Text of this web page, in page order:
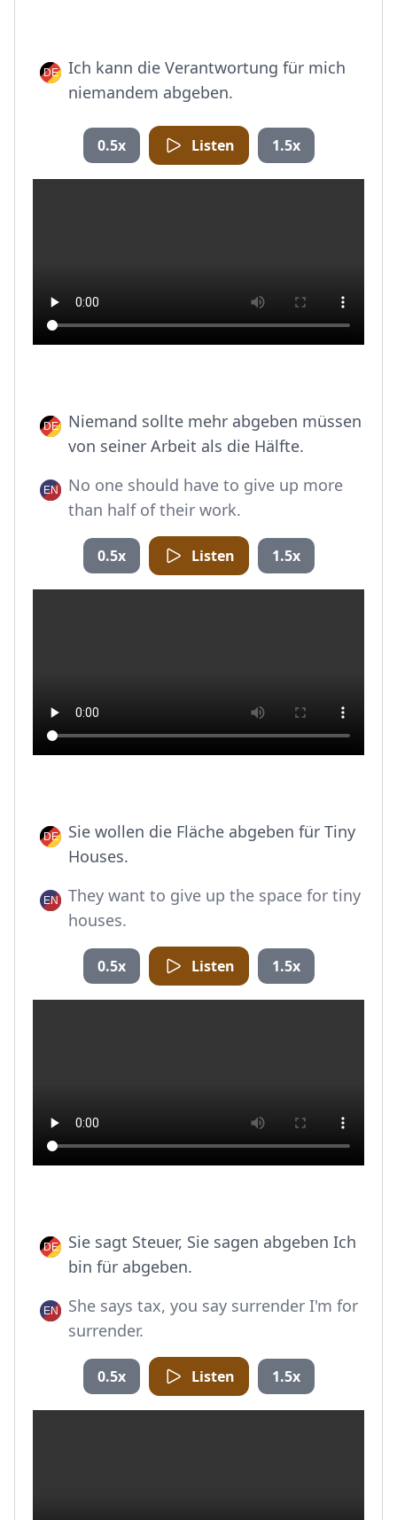
Ich kann die Verantwortung für mich
niemandem abgeben.
0.5x Listen 1.5x
Niemand sollte mehr abgeben müssen
von seiner Arbeit als die Hälfte.
No one should have to give up more
than half of their work.
0.5x Listen 1.5x
Sie wollen die Fläche abgeben für Tiny
Houses.
They want to give up the space for tiny
houses.
0.5x Listen 1.5x
Sie sagt Steuer, Sie sagen abgeben Ich
bin für abgeben.
She says tax, you say surrender I'm for
surrender.
0.5x Listen 1.5x